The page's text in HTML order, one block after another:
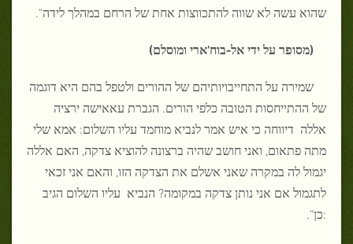
שהוא עשה לא שווה להתכווצות אחת של הרחם במהלך לידה".
(מסופר על ידי אל-בוח'ארי ומוסלם)
שמירה על התחייבויותיהם של ההורים ולטפל בהם היא דוגמה
של ההתייחסות הטובה כלפי הורים. הגברת עאאישה ירציה
אללה דיווחה כי איש אמר לנביא מוחמד עליו השלום: אמא שלי
מתה פתאום, ואני חושב שהיה ברצונה להוציא צדקה, האם אללה
יגמול לה במקרה שאני אשלם את הצדקה הזו, והאם אני זכאי
לתגמול אם אני נותן צדקה במקומה? הנביא עליו השלום הגיב
:כן".